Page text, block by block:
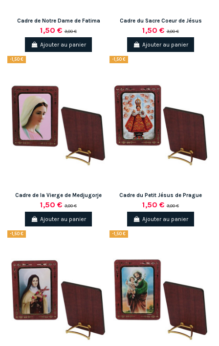
Cadre de Notre Dame de Fatima
1,50 €3,00 €
Ajouter au panier
Cadre du Sacre Coeur de Jésus
1,50 €3,00 €
Ajouter au panier
-1,50 €
Cadre de la Vierge de Medjugorje
1,50 €3,00 €
Ajouter au panier
-1,50 €
Cadre du Petit Jésus de Prague
1,50 €3,00 €
Ajouter au panier
-1,50 € -1,50 €